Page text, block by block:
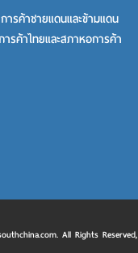
รค้าชายแดนและข้ามแดน
รค้าไทยและสภาหอการค้า
All Rights Reserved,